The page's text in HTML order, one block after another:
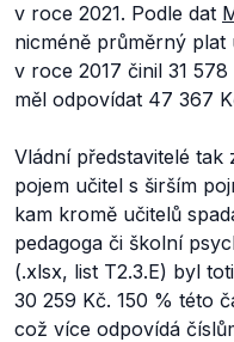
v roce 2021. Podle dat
nicméně průměrný
v roce 2017 činil 31
měl odpovídat 47 367
Vládní představitelé tak
pojem učitel s širším
kam kromě učitelů
pedagoga či školní
(.xlsx, list T2.3.E) byl
30 259 Kč. 150 % této
což více odpovídá